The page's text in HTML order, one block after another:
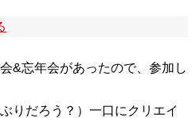
&忘年会があったので、参加し
りだろう？）一口にクリエイ